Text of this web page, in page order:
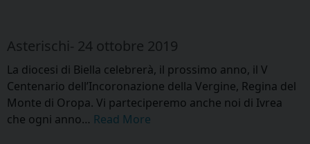
Asterischi- 24 ottobre 2019
La diocesi di Biella celebrerà, il prossimo anno, il V
Centenario dell’Incoronazione della Vergine, Regina del
Monte di Oropa. Vi parteciperemo anche noi di Ivrea
che ogni anno… Read More